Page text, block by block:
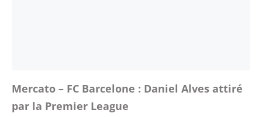
Mercato – FC Barcelone : Daniel Alves attiré
par la Premier League